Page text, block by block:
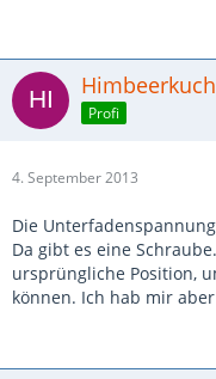
Profi
4. September 2013
Die
Da gibt es eine
ursprüngliche Position,
können. Ich hab mir